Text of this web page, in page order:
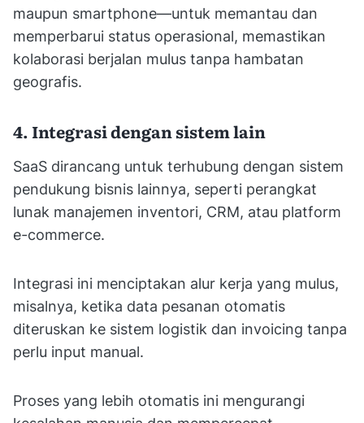
maupun smartphone—untuk memantau dan
memperbarui status operasional, memastikan
kolaborasi berjalan mulus tanpa hambatan
geografis.
4. Integrasi dengan sistem lain
SaaS dirancang untuk terhubung dengan sistem
pendukung bisnis lainnya, seperti perangkat
lunak manajemen inventori, CRM, atau platform
e-commerce.
Integrasi ini menciptakan alur kerja yang mulus,
misalnya, ketika data pesanan otomatis
diteruskan ke sistem logistik dan invoicing tanpa
perlu input manual.
Proses yang lebih otomatis ini mengurangi